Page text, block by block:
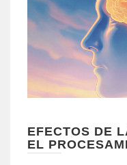
EFECTOS DE
EL
AUDITIVO